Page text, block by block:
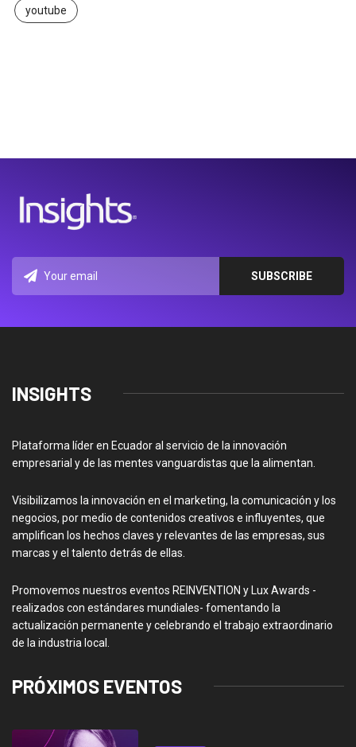
youtube
INSIGHTS
Plataforma líder en Ecuador al servicio de la innovación
empresarial y de las mentes vanguardistas que la alimentan.
Visibilizamos la innovación en el marketing, la comunicación y los
negocios, por medio de contenidos creativos e influyentes, que
amplifican los hechos claves y relevantes de las empresas, sus
marcas y el talento detrás de ellas.
Promovemos nuestros eventos REINVENTION y Lux Awards -
realizados con estándares mundiales- fomentando la
actualización permanente y celebrando el trabajo extraordinario
de la industria local.
PRÓXIMOS EVENTOS